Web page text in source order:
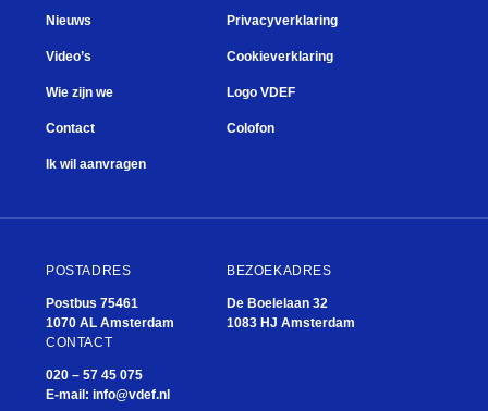
Nieuws
Video’s
Wie zijn we
Contact
Ik wil aanvragen
Privacyverklaring
Cookieverklaring
Logo VDEF
Colofon
POSTADRES
Postbus 75461
1070 AL Amsterdam
BEZOEKADRES
De Boelelaan 32
1083 HJ Amsterdam
CONTACT
020 – 57 45 075
E-mail: info@vdef.nl